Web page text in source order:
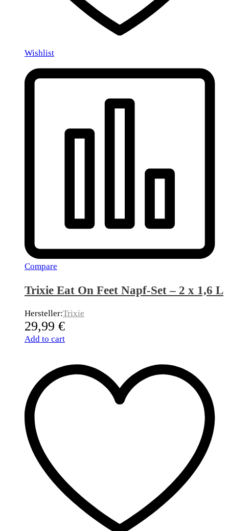
Wishlist
Compare
Trixie Eat On Feet Napf-Set – 2 x 1,6 L
Hersteller:Trixie
29,99 €
Add to cart